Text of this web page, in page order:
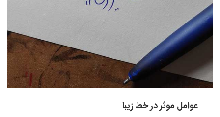
عوامل موثر در خط زیبا